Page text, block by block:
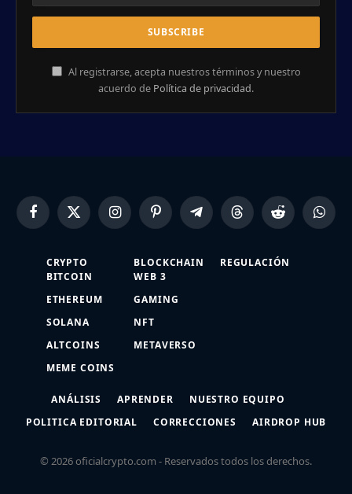
Al registrarse, acepta nuestros términos y nuestro
acuerdo de Política de privacidad.
FacebookX
(Twitter)
InstagramPinterestTelegramThreads Reddit
CRYPTO
BITCOIN
ETHEREUM
SOLANA
ALTCOINS
MEME COINS
BLOCKCHAIN
WEB 3
GAMING
NFT
METAVERSO
REGULACIÓN
ANÁLISIS APRENDER
NUESTRO EQUIPO
POLITICA EDITORIAL
CORRECCIONES AIRDROP HUB
© 2026 oficialcrypto.com - Reservados todos los derechos.